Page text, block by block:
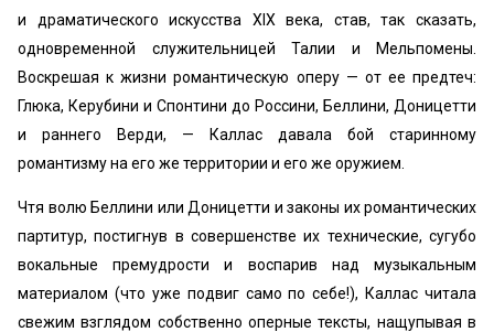
и драматического искусства XIX века, став, так сказать,
одновременной служительницей Талии и Мельпомены.
Воскрешая к жизни романтическую оперу — от ее предтеч:
Глюка, Керубини и Спонтини до Россини, Беллини, Доницетти
и раннего Верди, — Каллас давала бой старинному
романтизму на его же территории и его же оружием.
Чтя волю Беллини или Доницетти и законы их романтических
партитур, постигнув в совершенстве их технические, сугубо
вокальные премудрости и воспарив над музыкальным
материалом (что уже подвиг само по себе!), Каллас читала
свежим взглядом собственно оперные тексты, нащупывая в